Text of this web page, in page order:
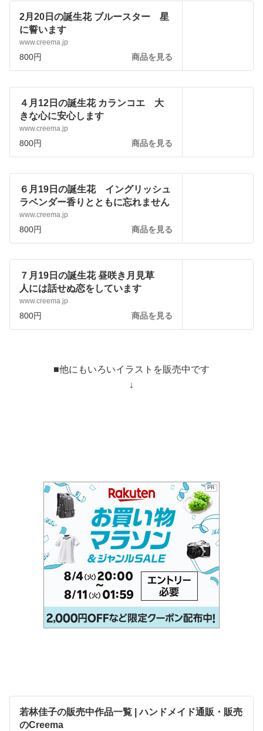
2月20日の誕生花 ブルースター 星
に誓います
www.creema.jp
800円 商品を見る
４月12日の誕生花 カランコエ 大
きな心に安心します
www.creema.jp
800円 商品を見る
６月19日の誕生花 イングリッシュ
ラベンダー香りとともに忘れません
www.creema.jp
800円 商品を見る
７月19日の誕生花 昼咲き月見草
人には話せぬ恋をしています
www.creema.jp
800円 商品を見る
■他にもいろいイラストを販売中です
↓
PR
若林佳子の販売中作品一覧 | ハンドメイド通販・販売
のCreema